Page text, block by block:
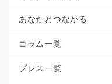
あなたとつながる
コラム一覧
プレス一覧